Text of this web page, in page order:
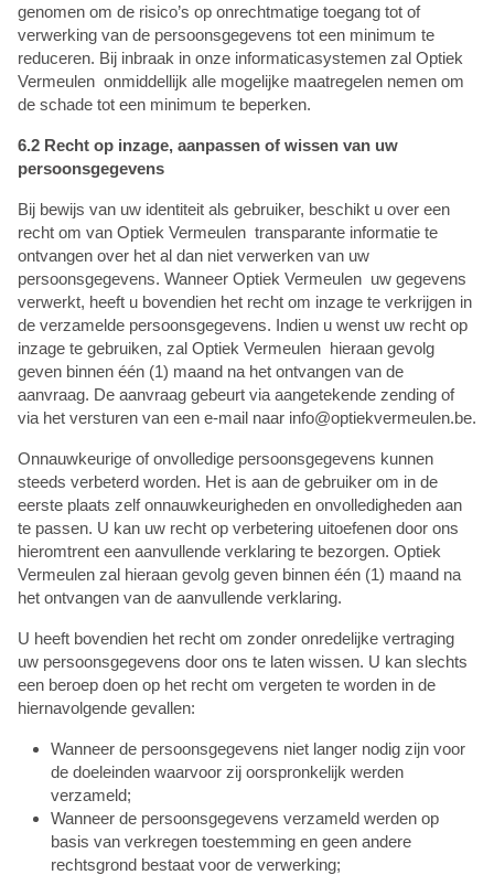
genomen om de risico’s op onrechtmatige toegang tot of
verwerking van de persoonsgegevens tot een minimum te
reduceren. Bij inbraak in onze informaticasystemen zal Optiek
Vermeulen onmiddellijk alle mogelijke maatregelen nemen om
de schade tot een minimum te beperken.
6.2 Recht op inzage, aanpassen of wissen van uw
persoonsgegevens
Bij bewijs van uw identiteit als gebruiker, beschikt u over een
recht om van Optiek Vermeulen transparante informatie te
ontvangen over het al dan niet verwerken van uw
persoonsgegevens. Wanneer Optiek Vermeulen uw gegevens
verwerkt, heeft u bovendien het recht om inzage te verkrijgen in
de verzamelde persoonsgegevens. Indien u wenst uw recht op
inzage te gebruiken, zal Optiek Vermeulen hieraan gevolg
geven binnen één (1) maand na het ontvangen van de
aanvraag. De aanvraag gebeurt via aangetekende zending of
via het versturen van een e-mail naar info@optiekvermeulen.be.
Onnauwkeurige of onvolledige persoonsgegevens kunnen
steeds verbeterd worden. Het is aan de gebruiker om in de
eerste plaats zelf onnauwkeurigheden en onvolledigheden aan
te passen. U kan uw recht op verbetering uitoefenen door ons
hieromtrent een aanvullende verklaring te bezorgen. Optiek
Vermeulen zal hieraan gevolg geven binnen één (1) maand na
het ontvangen van de aanvullende verklaring.
U heeft bovendien het recht om zonder onredelijke vertraging
uw persoonsgegevens door ons te laten wissen. U kan slechts
een beroep doen op het recht om vergeten te worden in de
hiernavolgende gevallen:
Wanneer de persoonsgegevens niet langer nodig zijn voor
de doeleinden waarvoor zij oorspronkelijk werden
verzameld;
Wanneer de persoonsgegevens verzameld werden op
basis van verkregen toestemming en geen andere
rechtsgrond bestaat voor de verwerking;